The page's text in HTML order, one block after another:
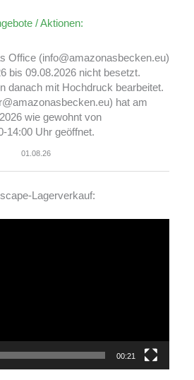
/ Aktionen:
Office (info@amazonasbecken.eu)
bis 09.08.2026 nicht besetzt.
danach mit Hochdruck bearbeitet.
hat am
wie gewohnt von
14:00 Uhr geöffnet.
01.08.26
Lagerverkauf:
00:21